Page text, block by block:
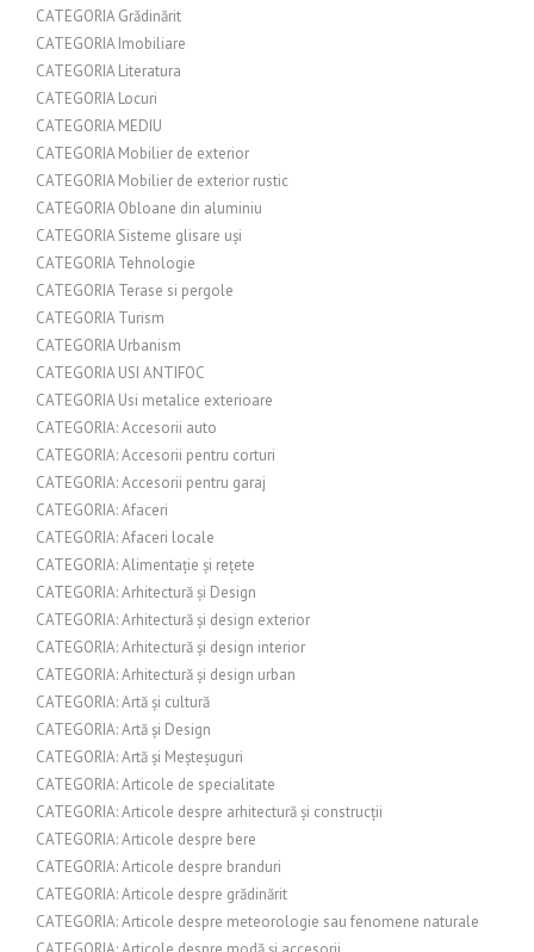
CATEGORIA Grădinărit
CATEGORIA Imobiliare
CATEGORIA Literatura
CATEGORIA Locuri
CATEGORIA MEDIU
CATEGORIA Mobilier de exterior
CATEGORIA Mobilier de exterior rustic
CATEGORIA Obloane din aluminiu
CATEGORIA Sisteme glisare uși
CATEGORIA Tehnologie
CATEGORIA Terase si pergole
CATEGORIA Turism
CATEGORIA Urbanism
CATEGORIA USI ANTIFOC
CATEGORIA Usi metalice exterioare
CATEGORIA: Accesorii auto
CATEGORIA: Accesorii pentru corturi
CATEGORIA: Accesorii pentru garaj
CATEGORIA: Afaceri
CATEGORIA: Afaceri locale
CATEGORIA: Alimentație și rețete
CATEGORIA: Arhitectură și Design
CATEGORIA: Arhitectură și design exterior
CATEGORIA: Arhitectură și design interior
CATEGORIA: Arhitectură și design urban
CATEGORIA: Artă și cultură
CATEGORIA: Artă și Design
CATEGORIA: Artă și Meșteșuguri
CATEGORIA: Articole de specialitate
CATEGORIA: Articole despre arhitectură și construcții
CATEGORIA: Articole despre bere
CATEGORIA: Articole despre branduri
CATEGORIA: Articole despre grădinărit
CATEGORIA: Articole despre meteorologie sau fenomene naturale